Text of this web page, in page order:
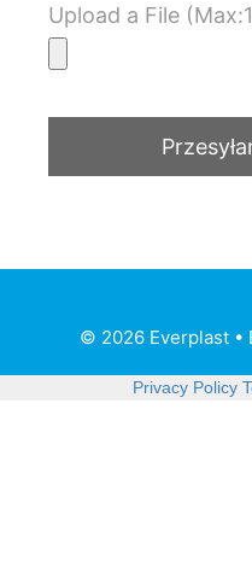
Upload a File
© 2026 Everplast•
Privacy Policy